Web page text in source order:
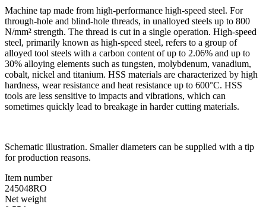
Machine tap made from high-performance high-speed steel. For
through-hole and blind-hole threads, in unalloyed steels up to 800
N/mm² strength. The thread is cut in a single operation. High-speed
steel, primarily known as high-speed steel, refers to a group of
alloyed tool steels with a carbon content of up to 2.06% and up to
30% alloying elements such as tungsten, molybdenum, vanadium,
cobalt, nickel and titanium. HSS materials are characterized by high
hardness, wear resistance and heat resistance up to 600°C. HSS
tools are less sensitive to impacts and vibrations, which can
sometimes quickly lead to breakage in harder cutting materials.
Schematic illustration. Smaller diameters can be supplied with a tip
for production reasons.
Item number
245048RO
Net weight